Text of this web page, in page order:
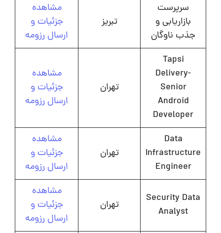
سرپرست
بازاریابی و
جذب ناوگان
تبریز
مشاهده
جزئیات و
ارسال رزومه
Tapsi
Delivery-
Senior
Android
Developer
تهران
مشاهده
جزئیات و
ارسال رزومه
Data
Infrastructure
Engineer
تهران
مشاهده
جزئیات و
ارسال رزومه
Security Data
Analyst
تهران
مشاهده
جزئیات و
ارسال رزومه